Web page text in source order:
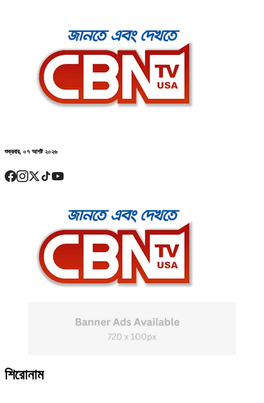
শুক্রবার, ০৭ আগষ্ট ২০২৬
শিরোনাম